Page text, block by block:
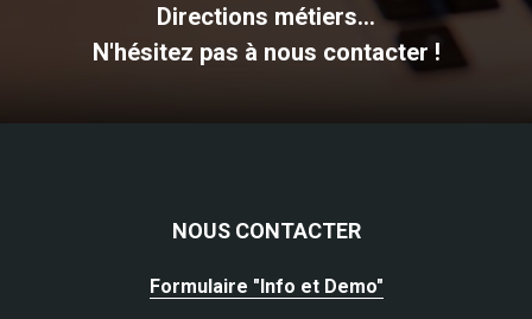
Directions métiers...
N'hésitez pas à nous contacter !
NOUS CONTACTER
Formulaire "Info et Demo"